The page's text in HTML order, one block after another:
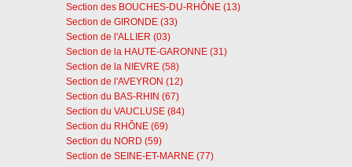
Section des BOUCHES-DU-RHÔNE (13)
Section de GIRONDE (33)
Section de l'ALLIER (03)
Section de la HAUTE-GARONNE (31)
Section de la NIEVRE (58)
Section de l'AVEYRON (12)
Section du BAS-RHIN (67)
Section du VAUCLUSE (84)
Section du RHÔNE (69)
Section du NORD (59)
Section de SEINE-ET-MARNE (77)